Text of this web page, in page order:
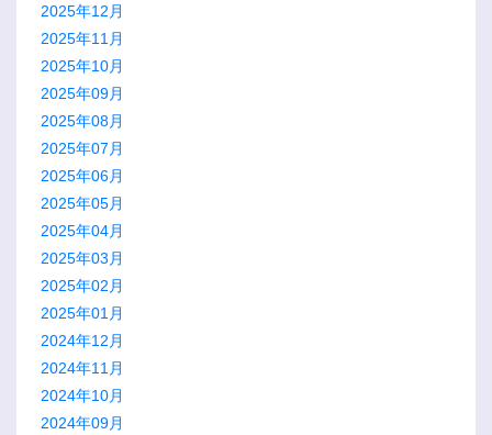
2025年12月
2025年11月
2025年10月
2025年09月
2025年08月
2025年07月
2025年06月
2025年05月
2025年04月
2025年03月
2025年02月
2025年01月
2024年12月
2024年11月
2024年10月
2024年09月